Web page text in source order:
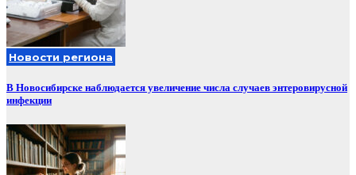
Новости региона
В Новосибирске наблюдается увеличение числа случаев энтеровирусной
инфекции